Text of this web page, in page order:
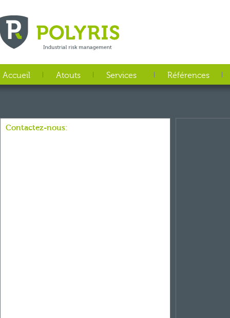
Accueil Atouts Services Références
Contactez-nous: